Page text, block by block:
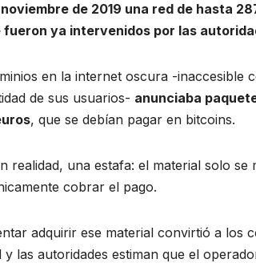
de 2019 una red de hasta
fueron ya intervenidos por las
en la internet oscura -inaccesible
de sus usuarios- anunciaba
, que se debían pagar en bitcoins.
realidad, una estafa: el material solo
cobrar el pago.
adquirir ese material convirtió a los
las autoridades estiman que el